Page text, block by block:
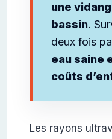
une
bassin.
deux fois
eau saine
coûts
Les rayons